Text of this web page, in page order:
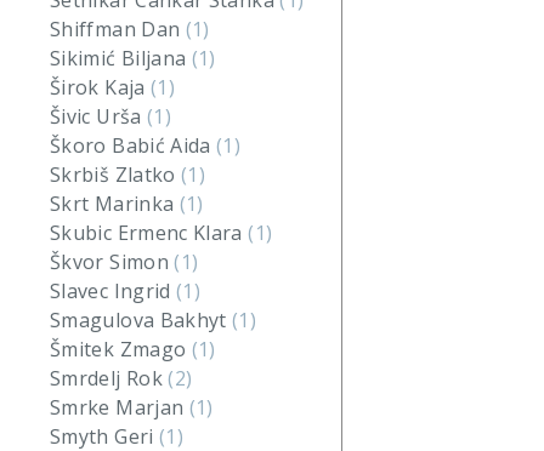
Shiffman Dan (1)
Sikimić Biljana (1)
Širok Kaja (1)
Šivic Urša (1)
Škoro Babić Aida(1)
Skrbiš Zlatko(1)
Skrt Marinka (1)
Skubic Ermenc Klara(1)
Škvor Simon(1)
Slavec Ingrid(1)
Smagulova Bakhyt(1)
Šmitek Zmago (1)
Smrdelj Rok(2)
Smrke Marjan (1)
Smyth Geri (1)